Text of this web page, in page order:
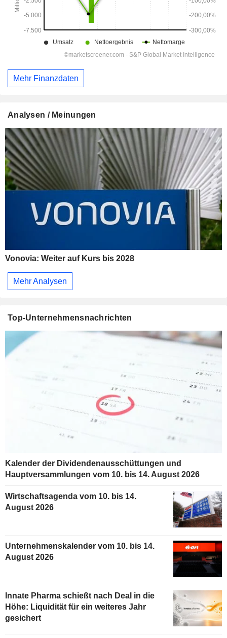
Mehr Finanzdaten
Analysen / Meinungen
Vonovia: Weiter auf Kurs bis 2028
Mehr Analysen
Top-Unternehmensnachrichten
Kalender der Dividendenausschüttungen und
Hauptversammlungen vom 10. bis 14. August 2026
Wirtschaftsagenda vom 10. bis 14.
August 2026
Unternehmenskalender vom 10. bis 14.
August 2026
Innate Pharma schießt nach Deal in die
Höhe: Liquidität für ein weiteres Jahr
gesichert